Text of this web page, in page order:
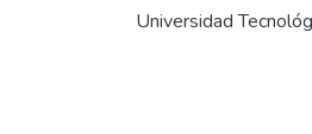
Universidad